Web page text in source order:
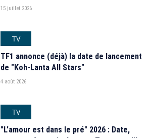
15 juillet 2026
TV
TF1 annonce (déjà) la date de lancement
de "Koh-Lanta All Stars"
4 août 2026
TV
"L'amour est dans le pré" 2026 : Date,